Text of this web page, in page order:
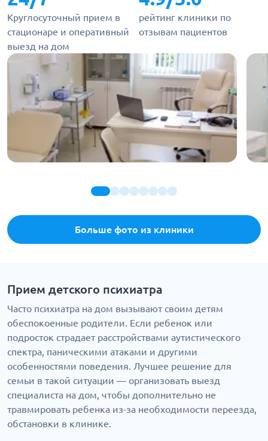
Круглосуточный прием в
стационаре и оперативный
выезд на дом
рейтинг клиники по
отзывам пациентов
Больше фото из клиники
Прием детского психиатра
Часто психиатра на дом вызывают своим детям
обеспокоенные родители. Если ребенок или
подросток страдает расстройствами аутистического
спектра, паническими атаками и другими
особенностями поведения. Лучшее решение для
семьи в такой ситуации — организовать выезд
специалиста на дом, чтобы дополнительно не
травмировать ребенка из-за необходимости переезда,
обстановки в клинике.